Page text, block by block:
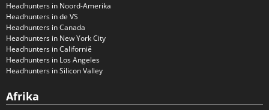
Headhunters in Noord-Amerika
Headhunters in de VS
Headhunters in Canada
Headhunters in New York City
Headhunters in Californië
Headhunters in Los Angeles
Headhunters in Silicon Valley
Afrika